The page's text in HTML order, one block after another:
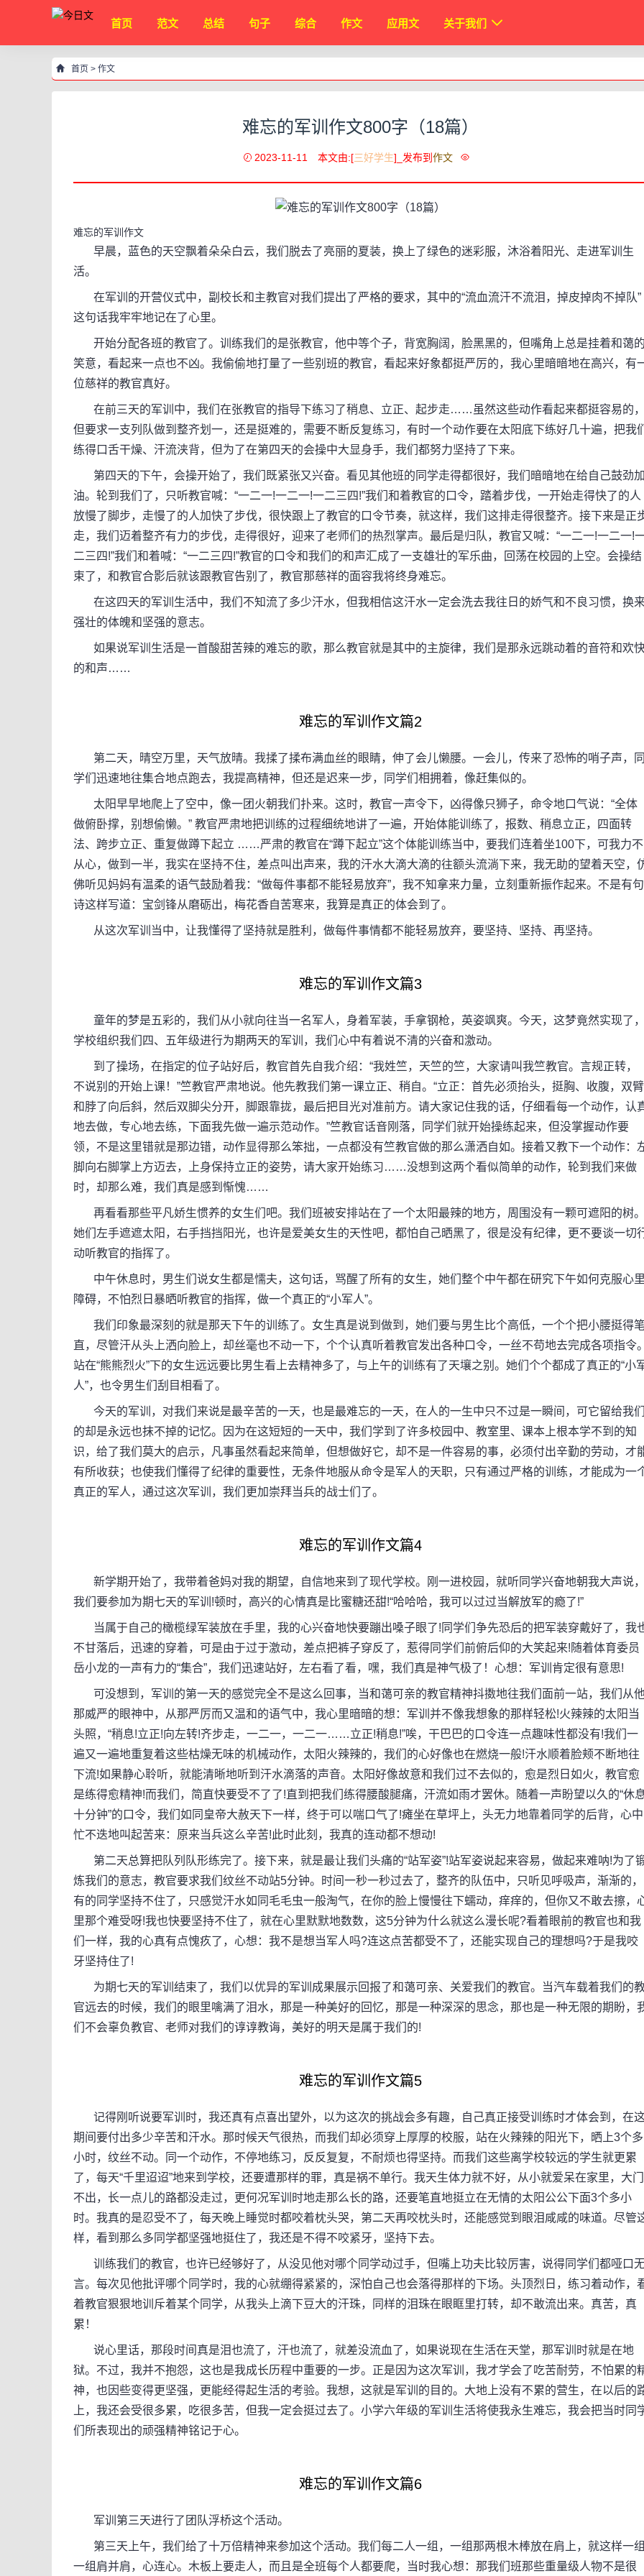
首页 范文 总结 句子 综合 作文 应用文 关于我们
首页 > 作文
难忘的军训作文800字（18篇）
2023-11-11 本文由:[三好学生]_发布到 作文
难忘的军训作文
早晨，蓝色的天空飘着朵朵白云，我们脱去了亮丽的夏装，换上了绿色的迷彩服，沐浴着阳光、走进军训生
活。
在军训的开营仪式中，副校长和主教官对我们提出了严格的要求，其中的“流血流汗不流泪，掉皮掉肉不掉队”
这句话我牢牢地记在了心里。
开始分配各班的教官了。训练我们的是张教官，他中等个子，背宽胸阔，脸黑黑的，但嘴角上总是挂着和蔼的
笑意，看起来一点也不凶。我偷偷地打量了一些别班的教官，看起来好象都挺严厉的，我心里暗暗地在高兴，有
位慈祥的教官真好。
在前三天的军训中，我们在张教官的指导下练习了稍息、立正、起步走……虽然这些动作看起来都挺容易的，
但要求一支列队做到整齐划一，还是挺难的，需要不断反复练习，有时一个动作要在太阳底下练好几十遍，把我们
练得口舌干燥、汗流浃背，但为了在第四天的会操中大显身手，我们都努力坚持了下来。
第四天的下午，会操开始了，我们既紧张又兴奋。看见其他班的同学走得都很好，我们暗暗地在给自己鼓劲加
油。轮到我们了，只听教官喊：“一二一!一二一!一二三四!”我们和着教官的口令，踏着步伐，一开始走得快了的人
放慢了脚步，走慢了的人加快了步伐，很快跟上了教官的口令节奏，就这样，我们这排走得很整齐。接下来是正
走，我们迈着整齐有力的步伐，走得很好，迎来了老师们的热烈掌声。最后是归队，教官又喊：“一二一!一二一!
二三四!”我们和着喊：“一二三四!”教官的口令和我们的和声汇成了一支雄壮的军乐曲，回荡在校园的上空。会操结
束了，和教官合影后就该跟教官告别了，教官那慈祥的面容我将终身难忘。
在这四天的军训生活中，我们不知流了多少汗水，但我相信这汗水一定会洗去我往日的娇气和不良习惯，换
强壮的体魄和坚强的意志。
如果说军训生活是一首酸甜苦辣的难忘的歌，那么教官就是其中的主旋律，我们是那永远跳动着的音符和欢
的和声……
难忘的军训作文篇2
第二天，晴空万里，天气放晴。我揉了揉布满血丝的眼睛，伸了会儿懒腰。一会儿，传来了恐怖的哨子声，同
学们迅速地往集合地点跑去，我提高精神，但还是迟来一步，同学们相拥着，像赶集似的。
太阳早早地爬上了空中，像一团火朝我们扑来。这时，教官一声令下，凶得像只狮子，命令地口气说：“全体
做俯卧撑，别想偷懒。” 教官严肃地把训练的过程细统地讲了一遍，开始体能训练了，报数、稍息立正，四面转
法、跨步立正、重复做蹲下起立 ……严肃的教官在“蹲下起立”这个体能训练当中，要我们连着坐100下，可我力不
从心，做到一半，我实在坚持不住，差点叫出声来，我的汗水大滴大滴的往额头流淌下来，我无助的望着天空，
佛听见妈妈有温柔的语气鼓励着我：“做每件事都不能轻易放弃”，我不知拿来力量，立刻重新振作起来。不是有句
诗这样写道：宝剑锋从磨砺出，梅花香自苦寒来，我算是真正的体会到了。
从这次军训当中，让我懂得了坚持就是胜利，做每件事情都不能轻易放弃，要坚持、坚持、再坚持。
难忘的军训作文篇3
童年的梦是五彩的，我们从小就向往当一名军人，身着军装，手拿钢枪，英姿飒爽。今天，这梦竟然实现了，
学校组织我们四、五年级进行为期两天的军训，我们心中有着说不清的兴奋和激动。
到了操场，在指定的位子站好后，教官首先自我介绍：“我姓竺，天竺的竺，大家请叫我竺教官。言规正转，
不说别的开始上课！”竺教官严肃地说。他先教我们第一课立正、稍自。“立正：首先必须抬头，挺胸、收腹，双臂
和脖了向后斜，然后双脚尖分开，脚跟靠拢，最后把目光对准前方。请大家记住我的话，仔细看每一个动作，认
地去做，专心地去练，下面我先做一遍示范动作。”竺教官话音刚落，同学们就开始操练起来，但没掌握动作要
领，不是这里错就是那边错，动作显得那么笨拙，一点都没有竺教官做的那么潇洒自如。接着又教下一个动作：
脚向右脚掌上方迈去，上身保持立正的姿势，请大家开始练习……没想到这两个看似简单的动作，轮到我们来做
时，却那么难，我们真是感到惭愧……
再看看那些平凡娇生惯养的女生们吧。我们班被安排站在了一个太阳最辣的地方，周围没有一颗可遮阳的树。
她们左手遮遮太阳，右手挡挡阳光，也许是爱美女生的天性吧，都怕自己晒黑了，很是没有纪律，更不要谈一切
动听教官的指挥了。
中午休息时，男生们说女生都是懦夫，这句话，骂醒了所有的女生，她们整个中午都在研究下午如何克服心里
障碍，不怕烈日暴晒听教官的指挥，做一个真正的“小军人”。
我们印象最深刻的就是那天下午的训练了。女生真是说到做到，她们要与男生比个高低，一个个把小腰挺得笔
直，尽管汗从头上洒向脸上，却丝毫也不动一下，个个认真听着教官发出各种口令，一丝不苟地去完成各项指令。
站在“熊熊烈火”下的女生远远要比男生看上去精神多了，与上午的训练有了天壤之别。她们个个都成了真正的“小
人”，也令男生们刮目相看了。
今天的军训，对我们来说是最辛苦的一天，也是最难忘的一天，在人的一生中只不过是一瞬间，可它留给我们
的却是永远也抹不掉的记忆。因为在这短短的一天中，我们学到了许多校园中、教室里、课本上根本学不到的知
识，给了我们莫大的启示，凡事虽然看起来简单，但想做好它，却不是一件容易的事，必须付出辛勤的劳动，才
有所收获；也使我们懂得了纪律的重要性，无条件地服从命令是军人的天职，只有通过严格的训练，才能成为一
真正的军人，通过这次军训，我们更加崇拜当兵的战士们了。
难忘的军训作文篇4
新学期开始了，我带着爸妈对我的期望，自信地来到了现代学校。刚一进校园，就听同学兴奋地朝我大声说，
我们要参加为期七天的军训!顿时，高兴的心情真是比蜜糖还甜!“哈哈哈，我可以过过当解放军的瘾了!”
当属于自己的橄榄绿军装放在手里，我的心兴奋地快要蹦出嗓子眼了!同学们争先恐后的把军装穿戴好了，我
不甘落后，迅速的穿着，可是由于过于激动，差点把裤子穿反了，惹得同学们前俯后仰的大笑起来!随着体育委员
岳小龙的一声有力的“集合”，我们迅速站好，左右看了看，嘿，我们真是神气极了！心想：军训肯定很有意思!
可没想到，军训的第一天的感觉完全不是这么回事，当和蔼可亲的教官精神抖擞地往我们面前一站，我们从
那威严的眼神中，从那严厉而又温和的语气中，我心里暗暗的想：军训并不像我想象的那样轻松!火辣辣的太阳当
头照，“稍息!立正!向左转!齐步走，一二一，一二一……立正!稍息!”唉，干巴巴的口令连一点趣味性都没有!我们一
遍又一遍地重复着这些枯燥无味的机械动作，太阳火辣辣的，我们的心好像也在燃烧一般!汗水顺着脸颊不断地往
下流!如果静心聆听，就能清晰地听到汗水滴落的声音。太阳好像故意和我们过不去似的，愈是烈日如火，教官愈
是练得愈精神!而我们，简直快要受不了了!直到把我们练得腰酸腿痛，汗流如雨才罢休。随着一声盼望以久的“休
十分钟”的口令，我们如同皇帝大赦天下一样，终于可以喘口气了!瘫坐在草坪上，头无力地靠着同学的后背，心中
忙不迭地叫起苦来：原来当兵这么辛苦!此时此刻，我真的连动都不想动!
第二天总算把队列队形练完了。接下来，就是最让我们头痛的“站军姿”!站军姿说起来容易，做起来难呐!为了
炼我们的意志，教官要求我们纹丝不动站5分钟。时间一秒一秒过去了，整齐的队伍中，只听见呼吸声，渐渐的，
有的同学坚持不住了，只感觉汗水如同毛毛虫一般淘气，在你的脸上慢慢往下蠕动，痒痒的，但你又不敢去擦，
里那个难受呀!我也快要坚持不住了，就在心里默默地数数，这5分钟为什么就这么漫长呢?看着眼前的教官也和我
们一样，我的心真有点愧疚了，心想：我不是想当军人吗?连这点苦都受不了，还能实现自己的理想吗?于是我咬
牙坚持住了!
为期七天的军训结束了，我们以优异的军训成果展示回报了和蔼可亲、关爱我们的教官。当汽车载着我们的
官远去的时候，我们的眼里噙满了泪水，那是一种美好的回忆，那是一种深深的思念，那也是一种无限的期盼，
们不会辜负教官、老师对我们的谆谆教诲，美好的明天是属于我们的!
难忘的军训作文篇5
记得刚听说要军训时，我还真有点喜出望外，以为这次的挑战会多有趣，自己真正接受训练时才体会到，在
期间要付出多少辛苦和汗水。那时候天气很热，而我们却必须穿上厚厚的校服，站在火辣辣的阳光下，晒上3个多
小时，纹丝不动。同一个动作，不停地练习，反反复复，不耐烦也得坚持。而我们这些离学校较远的学生就更累
了，每天“千里迢迢”地来到学校，还要遭那样的罪，真是祸不单行。我天生体力就不好，从小就爱呆在家里，大门
不出，长一点儿的路都没走过，更何况军训时地走那么长的路，还要笔直地挺立在无情的太阳公公下面3个多小
时。我真的是忍受不了，每天晚上睡觉时都咬着枕头哭，第二天再咬枕头时，还能感觉到眼泪咸咸的味道。尽管
样，看到那么多同学都坚强地挺住了，我还是不得不咬紧牙，坚持下去。
训练我们的教官，也许已经够好了，从没见他对哪个同学动过手，但嘴上功夫比较厉害，说得同学们都哑口
言。每次见他批评哪个同学时，我的心就绷得紧紧的，深怕自己也会落得那样的下场。头顶烈日，练习着动作，
着教官狠狠地训斥着某个同学，从我头上滴下豆大的汗珠，同样的泪珠在眼眶里打转，却不敢流出来。真苦，真
累！
说心里话，那段时间真是泪也流了，汗也流了，就差没流血了，如果说现在生活在天堂，那军训时就是在地
狱。不过，我并不抱怨，这也是我成长历程中重要的一步。正是因为这次军训，我才学会了吃苦耐劳，不怕累的
神，也因些变得更坚强，更能经得起生活的考验。我想，这就是军训的目的。大地上没有不累的营生，在以后的
上，我还会受很多累，吃很多苦，但我一定会挺过去了。小学六年级的军训生活将使我永生难忘，我会把当时同
们所表现出的顽强精神铭记于心。
难忘的军训作文篇6
军训第三天进行了团队浮桥这个活动。
第三天上午，我们给了十万倍精神来参加这个活动。我们每二人一组，一组那两根木棒放在肩上，就这样一组
一组肩并肩，心连心。木板上要走人，而且是全班每个人都要爬，当时我心想：那我们班那些重量级人物不是很